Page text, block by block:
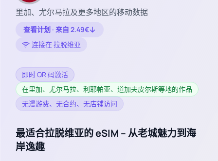
里加、尤尔马拉及更多地区的移动数据
查看计划 · 来自 2.49€
连接在 拉脱维亚
即时 QR 码激活
在里加、尤尔马拉、利耶帕亚、道加夫皮尔斯等地的作品
无漫游费、无合约、无店铺访问
最适合拉脱维亚的 eSIM – 从老城魅力到海
岸逸趣